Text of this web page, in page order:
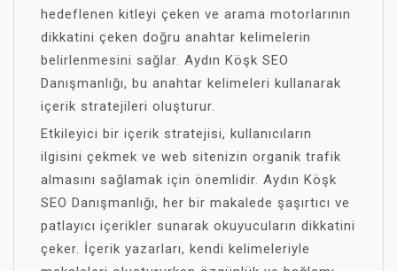
hedeflenen kitleyi çeken ve arama motorlarının
dikkatini çeken doğru anahtar kelimelerin
belirlenmesini sağlar. Aydın Köşk SEO
Danışmanlığı, bu anahtar kelimeleri kullanarak
içerik stratejileri oluşturur.
Etkileyici bir içerik stratejisi, kullanıcıların
ilgisini çekmek ve web sitenizin organik trafik
almasını sağlamak için önemlidir. Aydın Köşk
SEO Danışmanlığı, her bir makalede şaşırtıcı ve
patlayıcı içerikler sunarak okuyucuların dikkatini
çeker. İçerik yazarları, kendi kelimeleriyle